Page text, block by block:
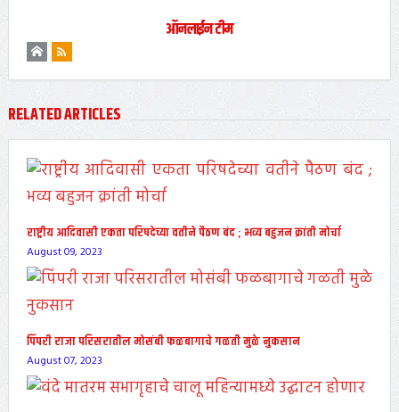
ऑनलाईन टीम
RELATED ARTICLES
राष्ट्रीय आदिवासी एकता परिषदेच्या वतीने पैठण बंद ; भव्य बहुजन क्रांती मोर्चा
August 09, 2023
पिंपरी राजा परिसरातील मोसंबी फळबागाचे गळती मुळे नुकसान
August 07, 2023